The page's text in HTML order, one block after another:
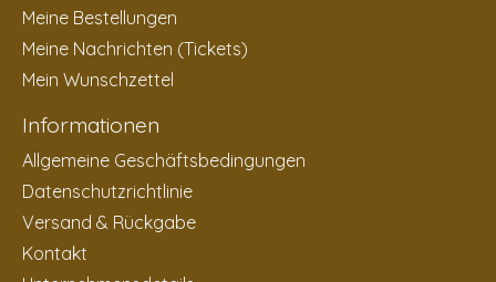
Meine Bestellungen
Meine Nachrichten (Tickets)
Mein Wunschzettel
Informationen
Allgemeine Geschäftsbedingungen
Datenschutzrichtlinie
Versand & Rückgabe
Kontakt